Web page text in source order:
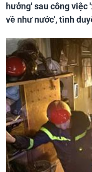
hưởng' sau công
về như nước', tình